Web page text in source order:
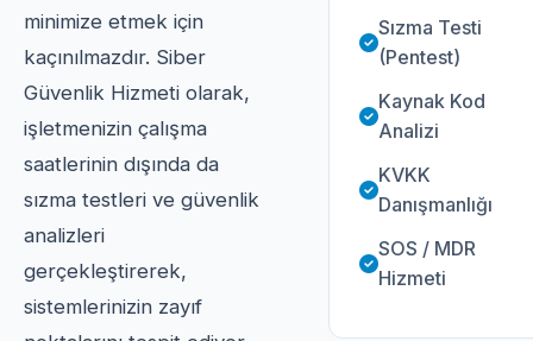
minimize etmek için
kaçınılmazdır. Siber
Güvenlik Hizmeti olarak,
işletmenizin çalışma
saatlerinin dışında da
sızma testleri ve güvenlik
analizleri
gerçekleştirerek,
sistemlerinizin zayıf
Sızma Testi
(Pentest)
Kaynak Kod
Analizi
KVKK
Danışmanlığı
SOS / MDR
Hizmeti